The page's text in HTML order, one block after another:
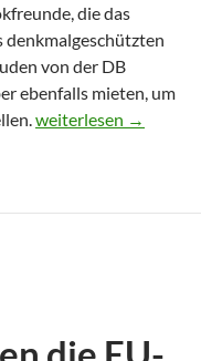
die das
von der DB
ebenfalls mieten, um
Dampflokfreunde
weiterlesen →